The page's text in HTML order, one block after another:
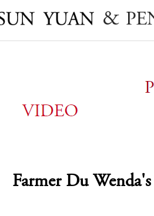
Farmer Du